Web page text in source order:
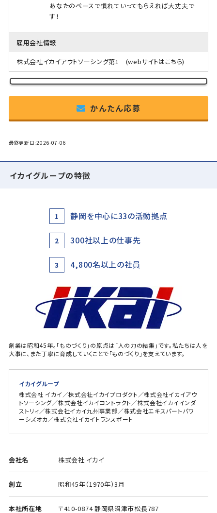
あなたのペースで慣れていってもらえれば大丈夫で
す！
雇用会社情報
株式会社イカイアウトソーシング第1 (webサイトはこちら)
かんたん応募
最終更新日:2026-07-06
イカイグループの特徴
1 静岡を中心に33の活動拠点
2 300社以上の仕事先
3 4,800名以上の社員
創業は昭和45年。「ものづくり」の原点は「人の力の結集」です。私たちは人を
大事に、また丁寧に育成していくことで「ものづくり」を支えています。
イカイグループ
株式会社 イカイ／株式会社イカイプロダクト／株式会社イカイアウ
トソーシング／株式会社イカイコントラクト／株式会社イカイインダ
ストリィ／株式会社イカイ九州事業部／株式会社エキスパートパワ
ーシズオカ／株式会社イカイトランスポート
会社名 株式会社 イカイ
創立 昭和45年（1970年）3月
本社所在地 〒410-0874 静岡県沼津市松長787